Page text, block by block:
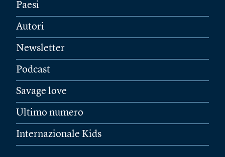
Paesi
Autori
Newsletter
Podcast
Savage love
Ultimo numero
Internazionale Kids